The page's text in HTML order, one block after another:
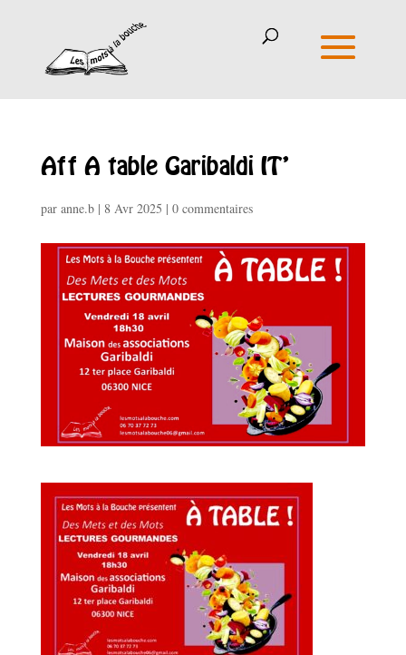
Aff A table Garibaldi IT’
par anne.b| 8 Avr 2025 | 0 commentaires